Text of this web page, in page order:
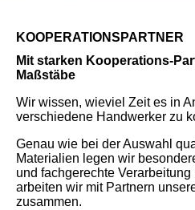
KOOPERATIONSPARTNER
Mit starken Kooperations-
Maßstäbe
Wir wissen, wieviel Zeit es in
verschiedene Handwerker zu
Genau wie bei der Auswahl
Materialien legen wir
und fachgerechte
arbeiten wir mit Partnern
zusammen.